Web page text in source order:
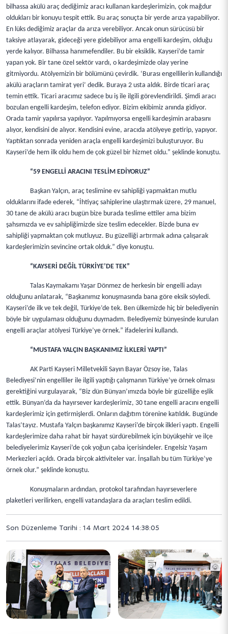
bilhassa akülü araç dediğimiz aracı kullanan kardeşlerimizin, çok mağdur
oldukları bir konuyu tespit ettik. Bu araç sonuçta bir yerde arıza yapabiliyor.
En lüks dediğimiz araçlar da arıza verebiliyor. Ancak onun sürücüsü bir
taksiye atlayarak, gideceği yere gidebiliyor ama engelli kardeşim, olduğu
yerde kalıyor. Bilhassa hanımefendiler. Bu bir eksiklik. Kayseri’de tamir
yapan yok. Bir tane özel sektör vardı, o kardeşimizde olay yerine
gitmiyordu. Atölyemizin bir bölümünü çevirdik. ‘Burası engellilerin kullandığı
akülü araçların tamirat yeri’ dedik. Buraya 2 usta aldık. Birde ticari araç
temin ettik. Ticari aracımız sadece bu iş ile ilgili görevlendirildi. Şimdi aracı
bozulan engelli kardeşim, telefon ediyor. Bizim ekibimiz anında gidiyor.
Orada tamir yapılırsa yapılıyor. Yapılmıyorsa engelli kardeşimin arabasını
alıyor, kendisini de alıyor. Kendisini evine, aracıda atölyeye getirip, yapıyor.
Yaptıktan sonrada yeniden araçla engelli kardeşimizi buluşturuyor. Bu
Kayseri’de hem ilk oldu hem de çok güzel bir hizmet oldu.” şeklinde konuştu.
“59 ENGELLİ ARACINI TESLİM EDİYORUZ”
Başkan Yalçın, araç teslimine ev sahipliği yapmaktan mutlu
olduklarını ifade ederek, “İhtiyaç sahiplerine ulaştırmak üzere, 29 manuel,
30 tane de akülü aracı bugün bize burada teslime ettiler ama bizim
şahsımızda ve ev sahipliğimizde size teslim edecekler. Bizde buna ev
sahipliği yapmaktan çok mutluyuz. Bu güzelliği artırmak adına çalışarak
kardeşlerimizin sevincine ortak olduk.” diye konuştu.
“KAYSERİ DEĞİL TÜRKİYE’DE TEK”
Talas Kaymakamı Yaşar Dönmez de herkesin bir engelli adayı
olduğunu anlatarak, “Başkanımız konuşmasında bana göre eksik söyledi.
Kayseri’de ilk ve tek değil, Türkiye’de tek. Ben ülkemizde hiç bir belediyenin
böyle bir uygulaması olduğunu duymadım. Belediyemiz bünyesinde kurulan
engelli araçlar atölyesi Türkiye’ye örnek.” ifadelerini kullandı.
“MUSTAFA YALÇIN BAŞKANIMIZ İLKLERİ YAPTI”
AK Parti Kayseri Milletvekili Sayın Bayar Özsoy ise, Talas
Belediyesi’nin engelliler ile ilgili yaptığı çalışmanın Türkiye’ye örnek olması
gerektiğini vurgulayarak, “Biz dün Bünyan’ımızda böyle bir güzelliğe eşlik
ettik. Bünyan’da da hayırsever kardeşlerimiz, 30 tane engelli aracını engelli
kardeşlerimiz için getirmişlerdi. Onların dağıtım törenine katıldık. Bugünde
Talas’tayız. Mustafa Yalçın başkanımız Kayseri’de birçok ilkleri yaptı. Engelli
kardeşlerimize daha rahat bir hayat sürdürebilmek için büyükşehir ve ilçe
belediyelerimiz Kayseri’de çok yoğun çaba içerisindeler. Engelsiz Yaşam
Merkezleri açıldı. Orada birçok aktiviteler var. İnşallah bu tüm Türkiye’ye
örnek olur.” şeklinde konuştu.
Konuşmaların ardından, protokol tarafından hayırseverlere
plaketleri verilirken, engelli vatandaşlara da araçları teslim edildi.
Son Düzenleme Tarihi : 14 Mart 2024 14:38:05